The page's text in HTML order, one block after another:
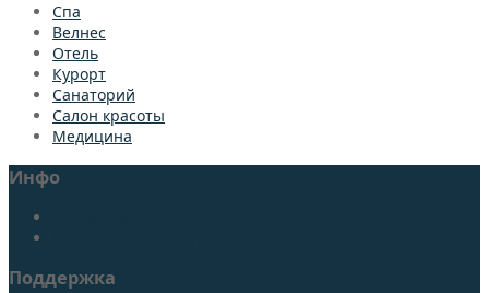
Спа
Bелнес
Отель
Курорт
Санаторий
Салон красоты
Медицина
Инфо
Поддержка